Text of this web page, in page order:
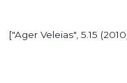
["Ager Veleias", 5.15